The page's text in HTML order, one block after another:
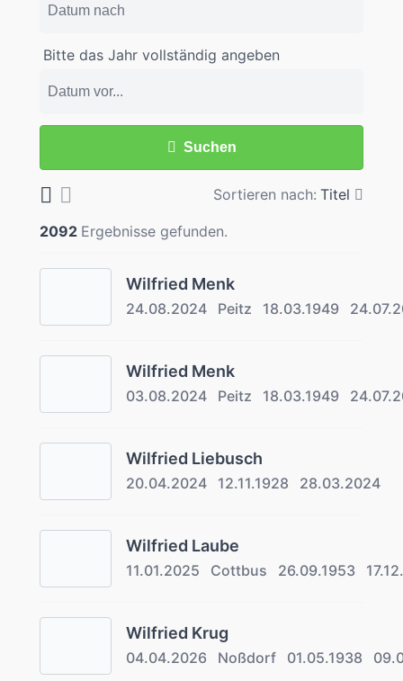
Bitte das Jahr vollständig angeben
Suchen
Sortieren nach: Titel
2092 Ergebnisse gefunden.
Wilfried Menk
24.08.2024 Peitz 18.03.1949
Wilfried Menk
03.08.2024 Peitz 18.03.1949
Wilfried Liebusch
20.04.2024 12.11.1928 28.03.2024
Wilfried Laube
11.01.2025 Cottbus 26.09.1953
Wilfried Krug
04.04.2026 Noßdorf 01.05.1938